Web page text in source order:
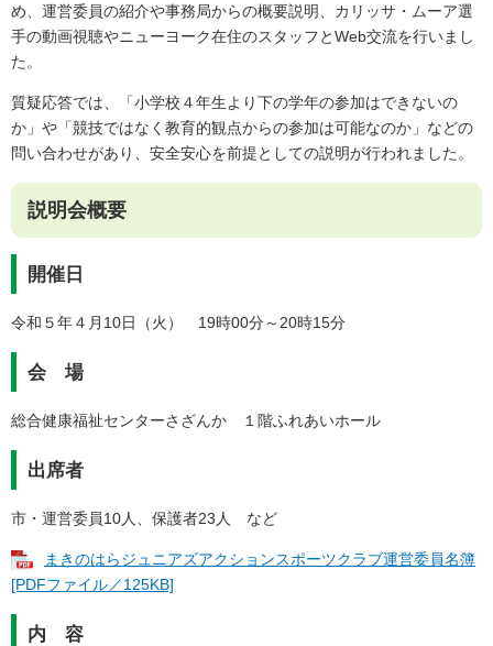
め、運営委員の紹介や事務局からの概要説明、カリッサ・ムーア選
手の動画視聴やニューヨーク在住のスタッフとWeb交流を行いまし
た。
質疑応答では、「小学校４年生より下の学年の参加はできないの
か」や「競技ではなく教育的観点からの参加は可能なのか」などの
問い合わせがあり、安全安心を前提としての説明が行われました。
説明会概要
開催日
令和５年４月10日（火） 19時00分～20時15分
会 場
総合健康福祉センターさざんか １階ふれあいホール
出席者
市・運営委員10人、保護者23人 など
まきのはらジュニアズアクションスポーツクラブ運営委員名簿
[PDFファイル／125KB]
内 容